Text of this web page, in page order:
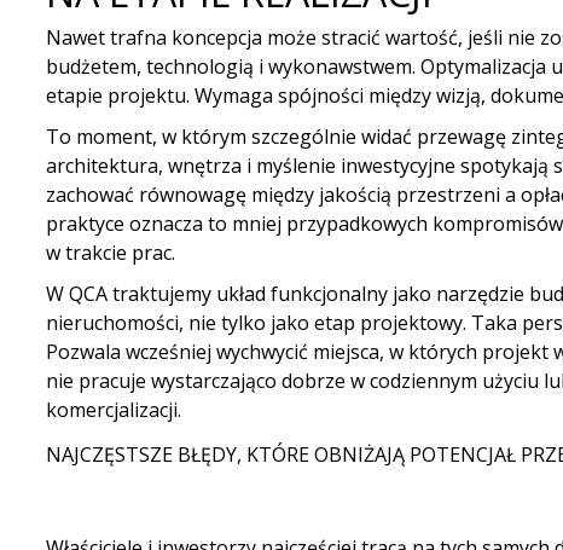
Nawet trafna koncepcja może stracić wartość, jeśli nie
budżetem, technologią i wykonawstwem. Optymalizacja
etapie projektu. Wymaga spójności między wizją,
To moment, w którym szczególnie widać przewagę
architektura, wnętrza i myślenie inwestycyjne spotykają
zachować równowagę między jakością przestrzeni a
praktyce oznacza to mniej przypadkowych
w trakcie prac.
W QCA traktujemy układ funkcjonalny jako narzędzie
nieruchomości, nie tylko jako etap projektowy. Taka
Pozwala wcześniej wychwycić miejsca, w których projekt
nie pracuje wystarczająco dobrze w codziennym użyciu
komercjalizacji.
NAJCZĘSTSZE BŁĘDY, KTÓRE OBNIŻAJĄ POTENCJAŁ